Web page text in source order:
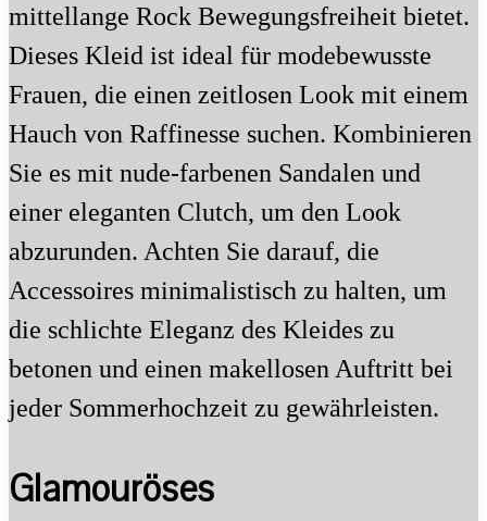
mittellange Rock Bewegungsfreiheit bietet.
Dieses Kleid ist ideal für modebewusste
Frauen, die einen zeitlosen Look mit einem
Hauch von Raffinesse suchen. Kombinieren
Sie es mit nude-farbenen Sandalen und
einer eleganten Clutch, um den Look
abzurunden. Achten Sie darauf, die
Accessoires minimalistisch zu halten, um
die schlichte Eleganz des Kleides zu
betonen und einen makellosen Auftritt bei
jeder Sommerhochzeit zu gewährleisten.
Glamouröses